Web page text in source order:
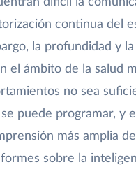
continua del
la profundidad y
el ámbito de la salud
no sea
puede programar, y
más amplia
sobre la